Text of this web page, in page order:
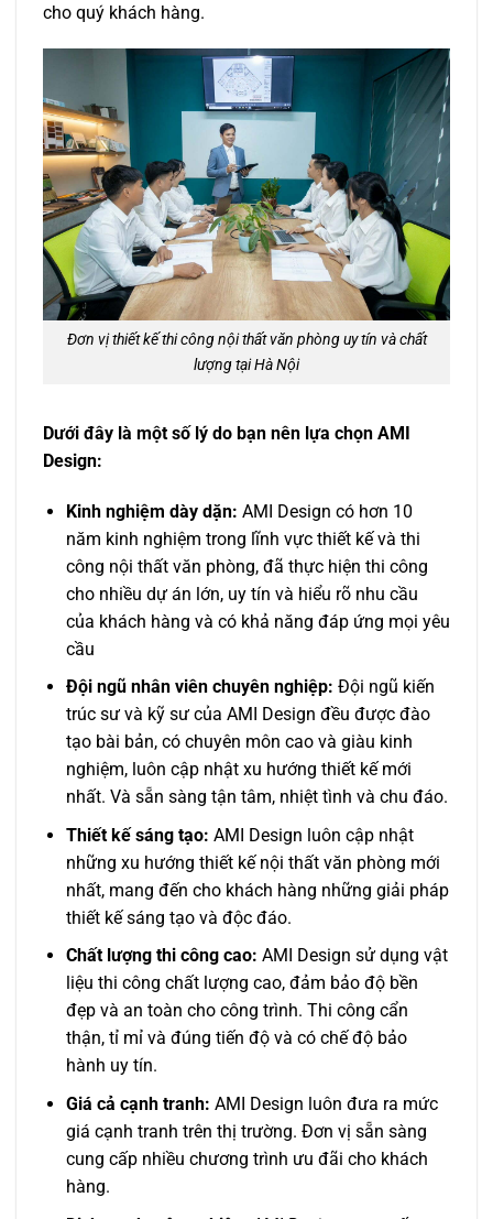
cho quý khách hàng.
Đơn vị thiết kế thi công nội thất văn phòng uy tín và chất
lượng tại Hà Nội
Dưới đây là một số lý do bạn nên lựa chọn AMI
Design:
Kinh nghiệm dày dặn: AMI Design có hơn 10
năm kinh nghiệm trong lĩnh vực thiết kế và thi
công nội thất văn phòng, đã thực hiện thi công
cho nhiều dự án lớn, uy tín và hiểu rõ nhu cầu
của khách hàng và có khả năng đáp ứng mọi yêu
cầu
Đội ngũ nhân viên chuyên nghiệp: Đội ngũ kiến
trúc sư và kỹ sư của AMI Design đều được đào
tạo bài bản, có chuyên môn cao và giàu kinh
nghiệm, luôn cập nhật xu hướng thiết kế mới
nhất. Và sẵn sàng tận tâm, nhiệt tình và chu đáo.
Thiết kế sáng tạo: AMI Design luôn cập nhật
những xu hướng thiết kế nội thất văn phòng mới
nhất, mang đến cho khách hàng những giải pháp
thiết kế sáng tạo và độc đáo.
Chất lượng thi công cao: AMI Design sử dụng vật
liệu thi công chất lượng cao, đảm bảo độ bền
đẹp và an toàn cho công trình. Thi công cẩn
thận, tỉ mỉ và đúng tiến độ và có chế độ bảo
hành uy tín.
Giá cả cạnh tranh: AMI Design luôn đưa ra mức
giá cạnh tranh trên thị trường. Đơn vị sẵn sàng
cung cấp nhiều chương trình ưu đãi cho khách
hàng.